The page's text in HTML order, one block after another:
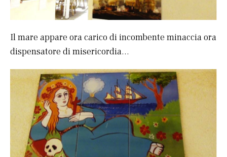
Il mare appare ora carico di incombente minaccia ora
dispensatore di misericordia…